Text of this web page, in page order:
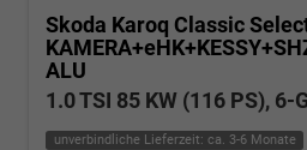
Skoda Karoq Classic
ALU
1.0 TSI 85 KW (116 PS), 6-
unverbindliche Lieferzeit: ca. 3-6 Monate